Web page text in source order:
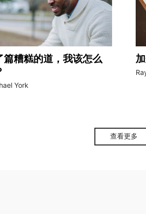
篇糟糕的道，我该怎么
York
查看更多